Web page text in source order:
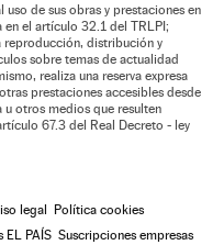
de sus obras y prestaciones en
en el artículo 32.1 del TRLPI;
reproducción, distribución y
sobre temas de actualidad
realiza una reserva expresa
prestaciones accesibles desde
otros medios que resulten
67.3 del Real Decreto - ley
legal Política cookies
EL PAÍS Suscripciones empresas